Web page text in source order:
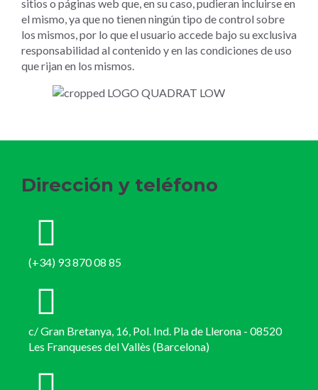
sitios o páginas web que, en su caso, pudieran incluirse en
el mismo, ya que no tienen ningún tipo de control sobre
los mismos, por lo que el usuario accede bajo su exclusiva
responsabilidad al contenido y en las condiciones de uso
que rijan en los mismos.
Dirección y teléfono
(+34) 93 870 08 85
c/ Gran Bretanya, 16, Pol. Ind. Pla de Llerona - 08520
Les Franqueses del Vallès (Barcelona)